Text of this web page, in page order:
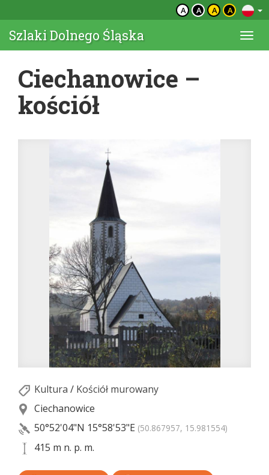
A A A A
Szlaki Dolnego Śląska
Ciechanowice –
kościół
Kultura / Kościół murowany
Ciechanowice
50°52'04"N 15°58'53"E (50.867957, 15.981554)
415 m n. p. m.